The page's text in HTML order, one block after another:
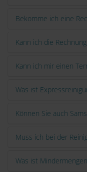
Bekomme ich eine
Kann ich die
Kann ich mir einen
Was ist
Können Sie auch
Muss ich bei der
Was ist